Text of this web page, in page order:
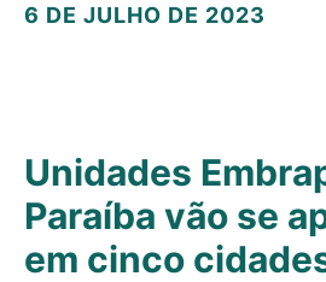
6 DE JULHO DE 2023
Unidades
Paraíba vão se
em cinco